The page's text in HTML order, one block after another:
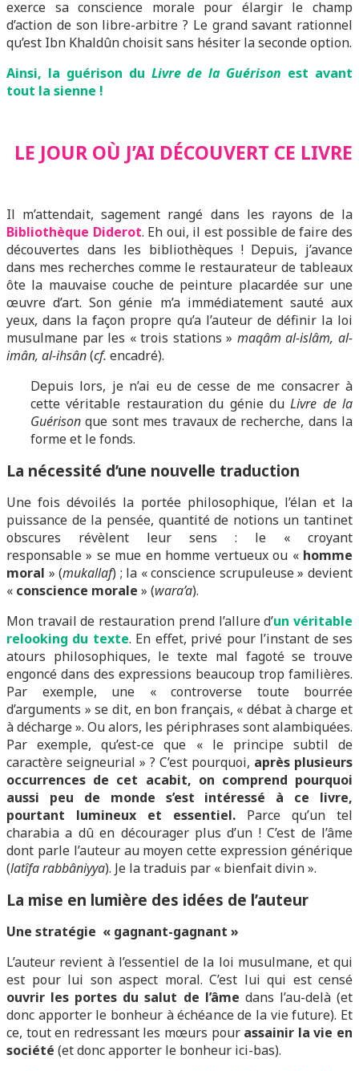
exerce sa conscience morale pour élargir le champ
d’action de son libre-arbitre ? Le grand savant rationnel
qu’est Ibn Khaldûn choisit sans hésiter la seconde option.
Ainsi, la guérison du Livre de la Guérison est avant
tout la sienne !
LE JOUR OÙ J’AI DÉCOUVERT CE LIVRE
Il m’attendait, sagement rangé dans les rayons de la
Bibliothèque Diderot. Eh oui, il est possible de faire des
découvertes dans les bibliothèques ! Depuis, j’avance
dans mes recherches comme le restaurateur de tableaux
ôte la mauvaise couche de peinture placardée sur une
œuvre d’art. Son génie m’a immédiatement sauté aux
yeux, dans la façon propre qu’a l’auteur de définir la loi
musulmane par les « trois stations » maqâm al-islâm, al-
imân, al-ihsân(cf. encadré).
Depuis lors, je n’ai eu de cesse de me consacrer à
cette véritable restauration du génie duLivre de la
Guérison que sont mes travaux de recherche, dans la
forme et le fonds.
La nécessité d’une nouvelle traduction
Une fois dévoilés la portée philosophique, l’élan et la
puissance de la pensée, quantité de notions un tantinet
obscures révèlent leur sens : le « croyant
responsable » se mue en homme vertueux ou « homme
moral » (mukallaf) ; la « conscience scrupuleuse » devient
« conscience morale » (wara’a).
Mon travail de restauration prend l’allure d’un véritable
relooking du texte. En effet, privé pour l’instant de ses
atours philosophiques, le texte mal fagoté se trouve
engoncé dans des expressions beaucoup trop familières.
Par exemple, une « controverse toute bourrée
d’arguments » se dit, en bon français, « débat à charge et
à décharge ». Ou alors, les périphrases sont alambiquées.
Par exemple, qu’est-ce que « le principe subtil de
caractère seigneurial » ? C’est pourquoi, après plusieurs
occurrences de cet acabit, on comprend pourquoi
aussi peu de monde s’est intéressé à ce livre,
pourtant lumineux et essentiel. Parce qu’un tel
charabia a dû en décourager plus d’un ! C’est de l’âme
dont parle l’auteur au moyen cette expression générique
(latîfarabbâniyya). Je la traduis par « bienfait divin ».
La mise en lumière des idées de l’auteur
Une stratégie « gagnant-gagnant »
L’auteur revient à l’essentiel de la loi musulmane, et qui
est pour lui son aspect moral. C’est lui qui est censé
ouvrir les portes du salut de l’âme dans l’au-delà (et
donc apporter le bonheur à échéance de la vie future). Et
ce, tout en redressant les mœurs pour assainir la vie en
société (et donc apporter le bonheur ici-bas).